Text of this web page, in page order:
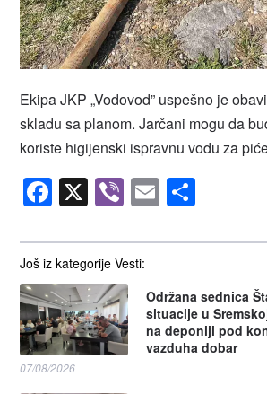
Još iz kategorije Vesti:
Održana sednica
situacije u
na deponiji pod
vazduha dobar
07/08/2026
Ekipa JKP „Vodovod” uspešno je
skladu sa planom. Jarčani mogu da
koriste higijenski ispravnu vodu za
Facebook
X ViberEmail